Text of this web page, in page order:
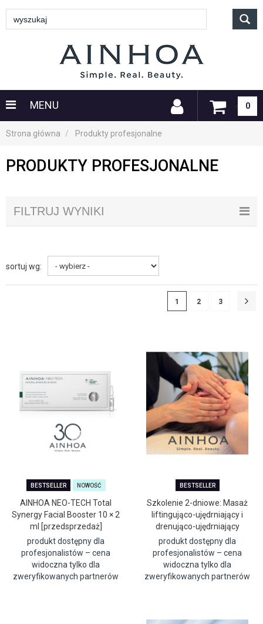
MENU 0
Strona główna Produkty profesjonalne
PRODUKTY PROFESJONALNE
FILTRUJ WYNIKI
sortuj wg:
1 2 3
BESTSELLER NOWOŚĆ
AINHOA NEO-TECH Total
Synergy Facial Booster 10 × 2
ml [przedsprzedaż]
produkt dostępny dla
profesjonalistów – cena
widoczna tylko dla
zweryfikowanych partnerów
BESTSELLER
Szkolenie 2-dniowe: Masaż
liftingująco-ujędrniający i
drenująco-ujędrniający
AINHOA
produkt dostępny dla
profesjonalistów – cena
widoczna tylko dla
zweryfikowanych partnerów